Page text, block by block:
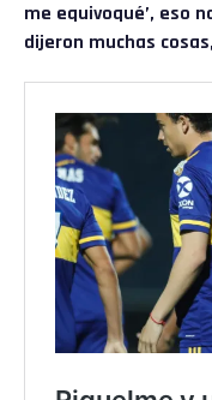
me equivoqué’, eso
dijeron muchas